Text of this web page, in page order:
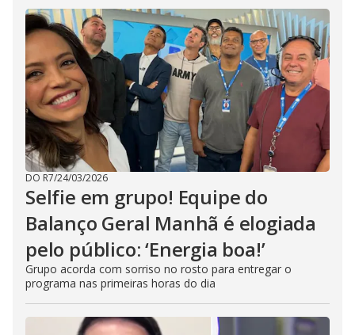
DO R7/24/03/2026
Selfie em grupo! Equipe do
Balanço Geral Manhã é elogiada
pelo público: ‘Energia boa!’
Grupo acorda com sorriso no rosto para entregar o
programa nas primeiras horas do dia